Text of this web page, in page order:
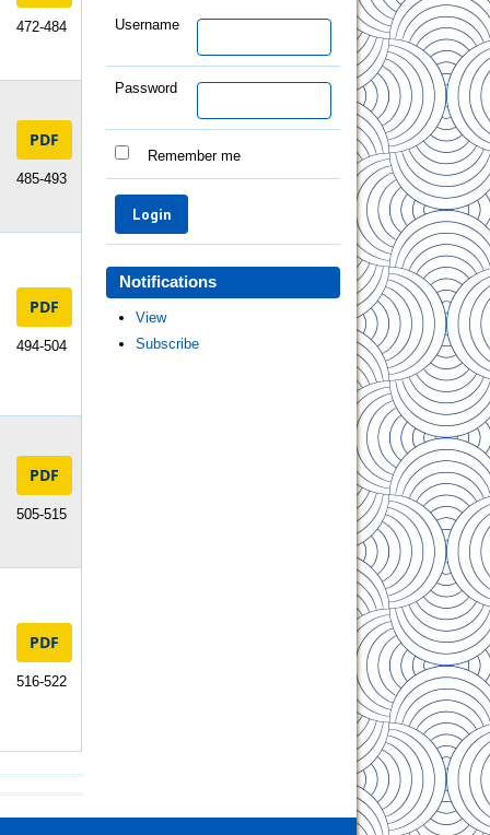
Username
Password
Remember me
Notifications
View
Subscribe
472-484
PDF
485-493
PDF
494-504
PDF
505-515
PDF
516-522